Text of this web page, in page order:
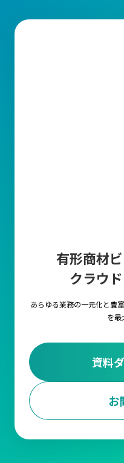
有形商材
クラウ
あらゆる業務の一元化と豊
を最
資料
お